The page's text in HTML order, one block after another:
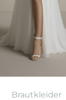
Brautkleider